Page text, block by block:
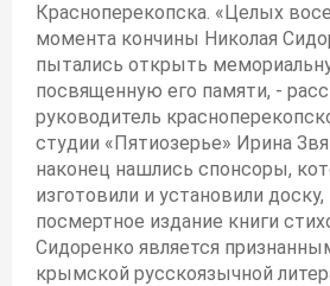
Красноперекопска. «Целых
момента кончины Николая
пытались открыть
посвященную его памяти, -
руководитель
студии «Пятиозерье» Ирина
наконец нашлись спонсоры,
изготовили и установили доску,
посмертное издание книги
Сидоренко является
крымской русскоязычной